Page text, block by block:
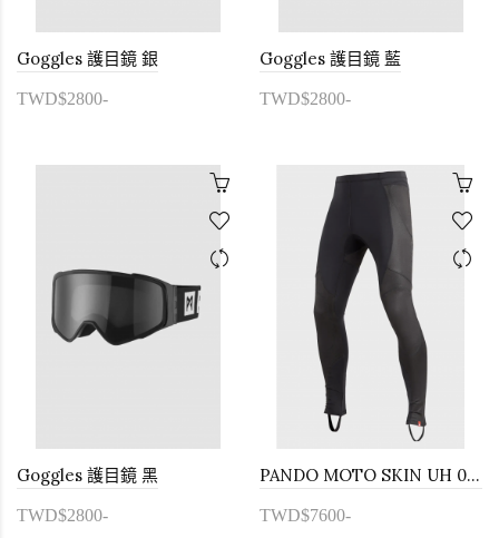
Goggles 護目鏡 銀
TWD$2800-
Goggles 護目鏡 藍
TWD$2800-
Goggles 護目鏡 黑
TWD$2800-
PANDO MOTO SKIN UH 03 護具褲 AA
TWD$7600-